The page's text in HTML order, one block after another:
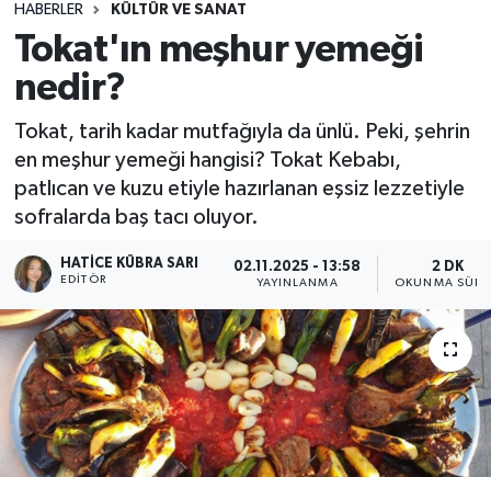
HABERLER KÜLTÜR VE SANAT
Tokat'ın meşhur yemeği
nedir?
Tokat, tarih kadar mutfağıyla da ünlü. Peki, şehrin
en meşhur yemeği hangisi? Tokat Kebabı,
patlıcan ve kuzu etiyle hazırlanan eşsiz lezzetiyle
sofralarda baş tacı oluyor.
HATICE KÜBRA SARI
EDITÖR
02.11.2025 - 13:58
YAYINLANMA
2 DK
OKUNMA
Ulusal Haberler
Vefat Edenler